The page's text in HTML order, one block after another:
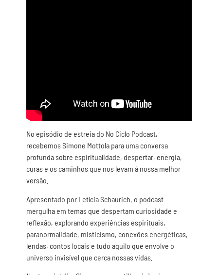
No episódio de estreia do No Ciclo Podcast,
recebemos Simone Mottola para uma conversa
profunda sobre espiritualidade, despertar, energia,
curas e os caminhos que nos levam à nossa melhor
versão.
Apresentado por Letícia Schaurich, o podcast
mergulha em temas que despertam curiosidade e
reflexão, explorando experiências espirituais,
paranormalidade, misticismo, conexões energéticas,
lendas, contos locais e tudo aquilo que envolve o
universo invisível que cerca nossas vidas.